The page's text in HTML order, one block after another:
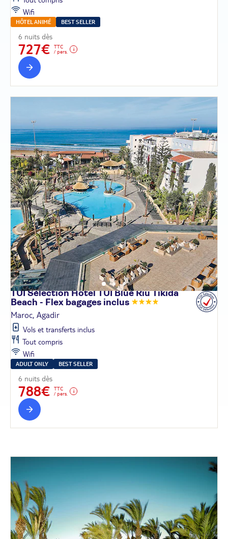
Wifi
HÔTEL ANIMÉ BEST SELLER
6 nuits dès
727€
TTC
/ pers.
TUI Sélection Hôtel TUI Blue Riu Tikida
Beach - Flex bagages inclus
Maroc, Agadir
Vols et transferts inclus
Tout compris
Wifi
ADULT ONLY BEST SELLER
6 nuits dès
788€
TTC
/ pers.